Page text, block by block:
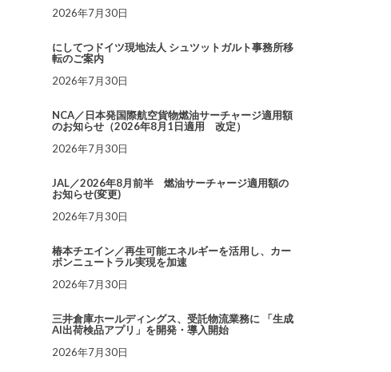
2026年7月30日
にしてつドイツ現地法人 シュツットガルト事務所移
転のご案内
2026年7月30日
NCA／日本発国際航空貨物燃油サーチャージ適用額
のお知らせ（2026年8月1日適用 改定）
2026年7月30日
JAL／2026年8月前半 燃油サーチャージ適用額の
お知らせ(変更)
2026年7月30日
椿本チエイン／再生可能エネルギーを活用し、カー
ボンニュートラル実現を加速
2026年7月30日
三井倉庫ホールディングス、受託物流業務に 「生成
AI出荷検品アプリ」を開発・導入開始
2026年7月30日